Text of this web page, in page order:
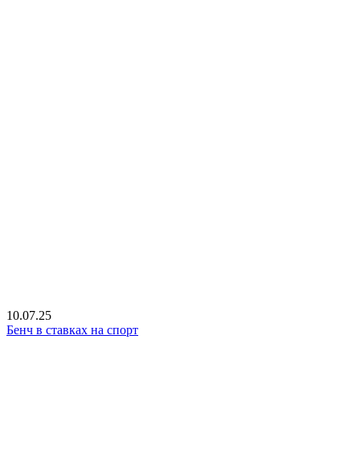
10.07.25
Бенч в ставках на спорт